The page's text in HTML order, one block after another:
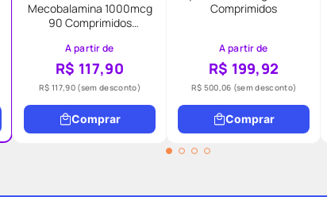
Mecobalamina 1000mcg
90 Comprimidos
A partir de
R$ 117,90
R$ 117,90 (sem desconto)
Comprar
Comprimidos
A partir de
R$ 199,92
R$ 500,06 (sem desconto)
Comprar